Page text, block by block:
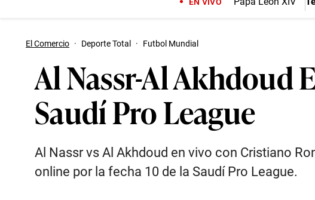
El Comercio · Deporte Total · Futbol Mundial
Al Nassr-Al Akhdoud
Saudí Pro League
Al Nassr vs Al Akhdoud en vivo con Cristiano
online por la fecha 10 de la Saudí Pro League.